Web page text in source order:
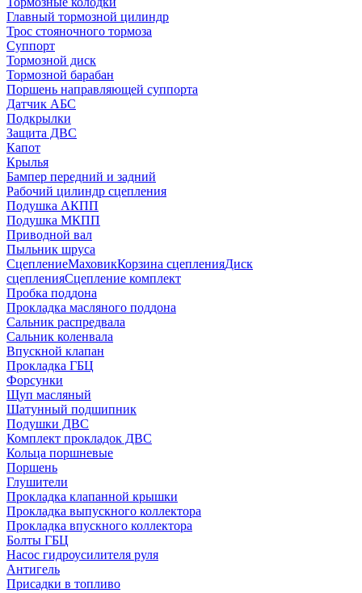
Главный тормозной цилиндр
Трос стояночного тормоза
Суппорт
Тормозной диск
Тормозной барабан
Поршень направляющей суппорта
Датчик АБС
Подкрылки
Защита ДВС
Капот
Крылья
Бампер передний и задний
Рабочий цилиндр сцепления
Подушка АКПП
Подушка МКПП
Приводной вал
Пыльник шруса
СцеплениеМаховикКорзина сцепленияДиск
сцепленияСцепление комплект
Пробка поддона
Прокладка масляного поддона
Сальник распредвала
Сальник коленвала
Впускной клапан
Прокладка ГБЦ
Форсунки
Щуп масляный
Шатунный подшипник
Подушки ДВС
Комплект прокладок ДВС
Кольца поршневые
Поршень
Глушители
Прокладка клапанной крышки
Прокладка выпускного коллектора
Прокладка впускного коллектора
Болты ГБЦ
Насос гидроусилителя руля
Антигель
Присадки в топливо